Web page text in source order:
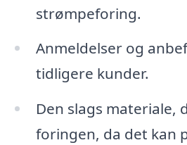
strømpeforing.
Anmeldelser og
tidligere kunder.
Den slags materiale,
foringen, da det kan